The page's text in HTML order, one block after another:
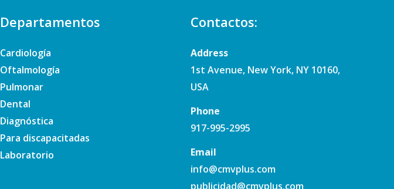
Departamentos
Cardiología
Oftalmología
Pulmonar
Dental
Diagnóstica
Para discapacitadas
Laboratorio
Contactos:
Address
1st Avenue, New York, NY 10160,
USA
Phone
917-995-2995
Email
info@cmvplus.com
publicidad@cmvplus.com